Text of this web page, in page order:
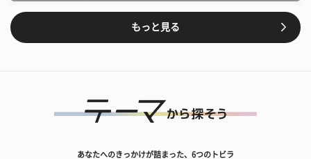
もっと見る
あなたへのきっかけが詰まった、6つのトビラ